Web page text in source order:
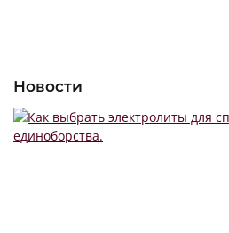
Новости